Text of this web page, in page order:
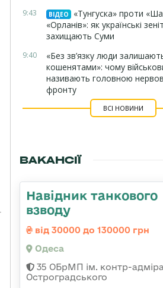
9:43 ВІДЕО
«Тунгуска» проти
«Орланів»: як українські
захищають Суми
9:40
«Без зв’язку люди
кошенятами»: чому
називають головною
фронту
ВСІ НОВИНИ
ВАКАНСІЇ
Навідник танкового
взводу
від 30000 до 130000 грн
Одеса
35 ОБрМП ім. контр-
Остроградського